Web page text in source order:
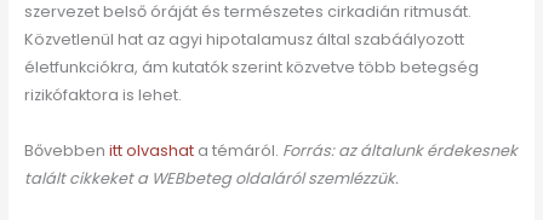
szervezet belső óráját és természetes cirkadián ritmusát.
Közvetlenül hat az agyi hipotalamusz által szabáályozott
életfunkciókra, ám kutatók szerint közvetve több betegség
rizikófaktora is lehet.
Bővebben itt olvashat a témáról. Forrás: az általunk érdekesnek
talált cikkeket a WEBbeteg oldaláról szemlézzük.